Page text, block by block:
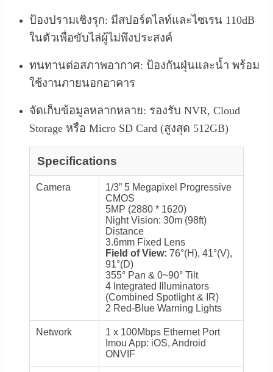
ป้องปรามเชิงรุก: มีสปอร์ตไลท์และไซเรน 110dB
ในตัวเพื่อขับไล่ผู้ไม่พึงประสงค์
ทนทานต่อสภาพอากาศ: ป้องกันฝุ่นและน้ำ พร้อม
ใช้งานภายนอกอาคาร
จัดเก็บข้อมูลหลากหลาย: รองรับ NVR, Cloud
Storage หรือ Micro SD Card (สูงสุด 512GB)
Specifications
Camera
1/3” 5 Megapixel Progressive
CMOS
5MP (2880 * 1620)
Night Vision: 30m (98ft)
Distance
3.6mm Fixed Lens
Field of View: 76°(H), 41°(V),
91°(D)
355° Pan & 0~90° Tilt
4 Integrated Illuminators
(Combined Spotlight & IR)
2 Red-Blue Warning Lights
Network
1 x 100Mbps Ethernet Port
Imou App: iOS, Android
ONVIF